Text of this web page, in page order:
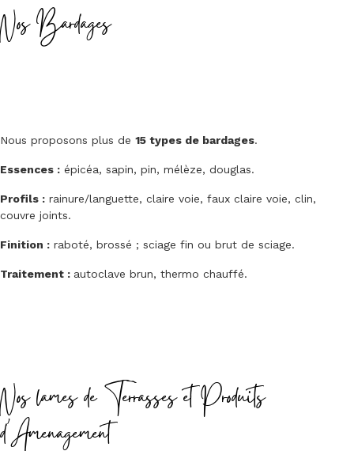
Nos Bardages
Nous proposons plus de 15 types de bardages.
Essences : épicéa, sapin, pin, mélèze, douglas.
Profils : rainure/languette, claire voie, faux claire voie, clin,
couvre joints.
Finition : raboté, brossé ; sciage fin ou brut de sciage.
Traitement : autoclave brun, thermo chauffé.
Nos lames de Terrasses et Produits
d'Amenagement